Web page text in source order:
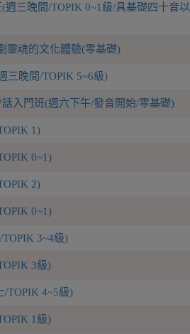
週三晚間/TOPIK 0~1級/具基礎四十音以
靈魂的文化體驗(零基礎)
三晚間/TOPIK 5~6級)
入門班(週六下午/發音開始/零基礎)
1)
0~1)
2)
0~1)
TOPIK 3~4級)
3級)
/TOPIK 4~5級)
1級)